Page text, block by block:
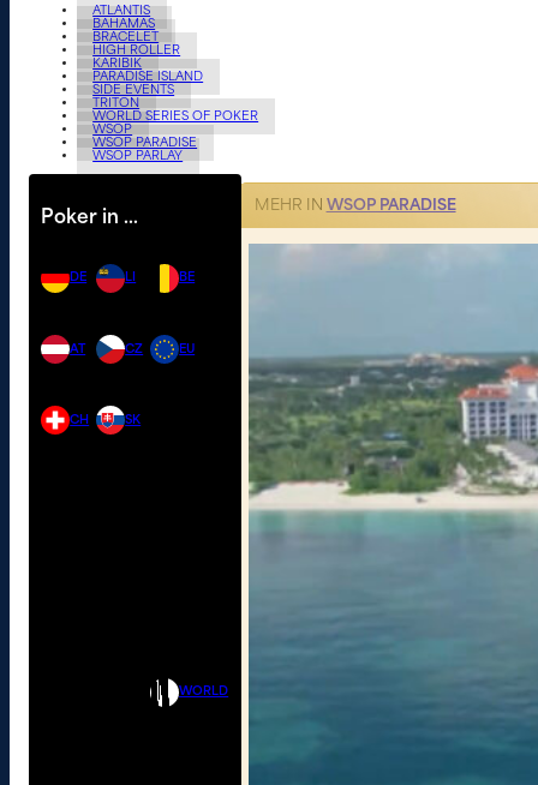
ATLANTIS
BAHAMAS
BRACELET
HIGH ROLLER
KARIBIK
PARADISE ISLAND
SIDE EVENTS
TRITON
WORLD SERIES OF POKER
WSOP
WSOP PARADISE
WSOP PARLAY
Poker in …
DE
AT
CH
LI
CZ
SK
BE
EU
WORLD
MEHR IN WSOP PARADISE